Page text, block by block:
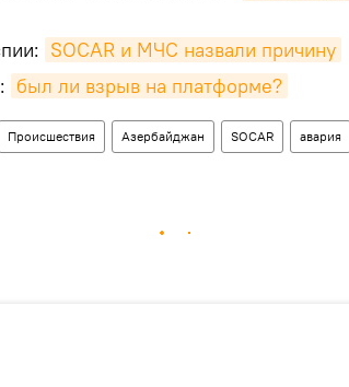
SOCAR и МЧС назвали причину
был ли взрыв на платформе?
Происшествия Азербайджан SOCAR авария